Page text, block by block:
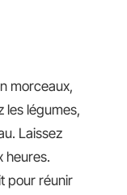
morceaux,
les légumes,
Laissez
heures.
pour réunir